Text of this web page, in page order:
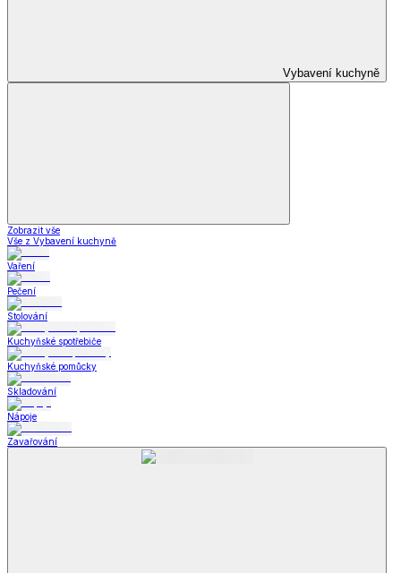
Vybavení kuchyně
Zobrazit vše
Vše z Vybavení kuchyně
Vaření
Pečení
Stolování
Kuchyňské spotřebiče
Kuchyňské pomůcky
Skladování
Nápoje
Zavařování